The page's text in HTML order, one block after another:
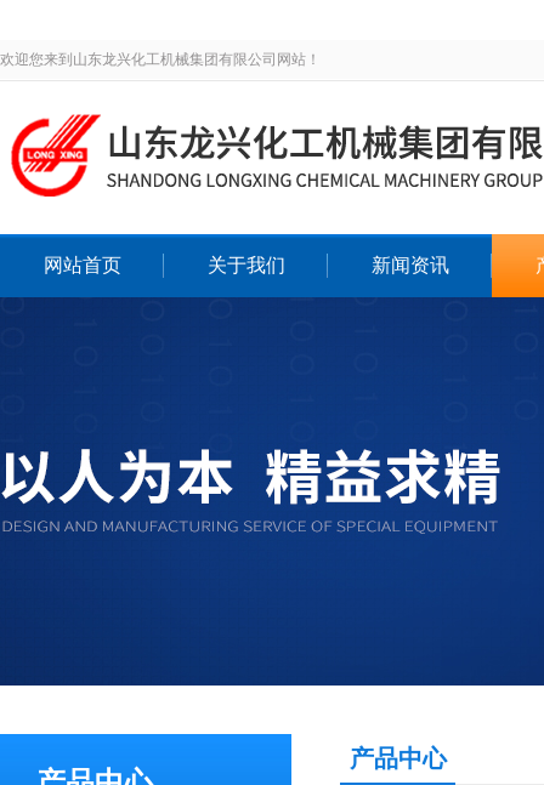
欢迎您来到山东龙兴化工机械集团有限公司网站！
网站首页 关于我们 新闻资讯
产品中心